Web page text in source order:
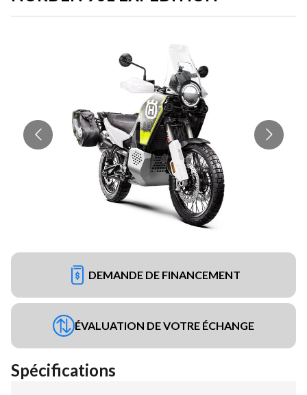
DEMANDE DE FINANCEMENT
ÉVALUATION DE VOTRE ÉCHANGE
Spécifications